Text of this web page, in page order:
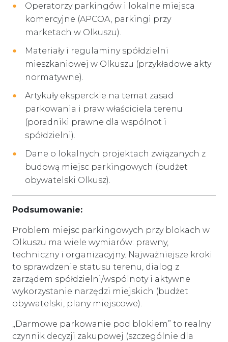
Operatorzy parkingów i lokalne miejsca
komercyjne (APCOA, parkingi przy
marketach w Olkuszu).
Materiały i regulaminy spółdzielni
mieszkaniowej w Olkuszu (przykładowe akty
normatywne).
Artykuły eksperckie na temat zasad
parkowania i praw właściciela terenu
(poradniki prawne dla wspólnot i
spółdzielni).
Dane o lokalnych projektach związanych z
budową miejsc parkingowych (budżet
obywatelski Olkusz).
Podsumowanie:
Problem miejsc parkingowych przy blokach w
Olkuszu ma wiele wymiarów: prawny,
techniczny i organizacyjny. Najważniejsze kroki
to sprawdzenie statusu terenu, dialog z
zarządem spółdzielni/wspólnoty i aktywne
wykorzystanie narzędzi miejskich (budżet
obywatelski, plany miejscowe).
„Darmowe parkowanie pod blokiem” to realny
czynnik decyzji zakupowej (szczególnie dla